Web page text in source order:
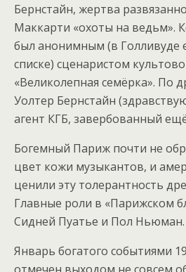
Бернстайн, жертва
Маккарти «охоты на ведьм».
был анонимным (в Голливуде
списке) сценаристом
«Великолепная семёрка». По
Уолтер Бернстайн
агент КГБ, завербованный
Богемный Париж почти не
цвет кожи музыкантов, и
ценили эту толерантность
Главные роли в «Парижском
Сидней Пуатье и Пол Ньюман.
Январь богатого событиями